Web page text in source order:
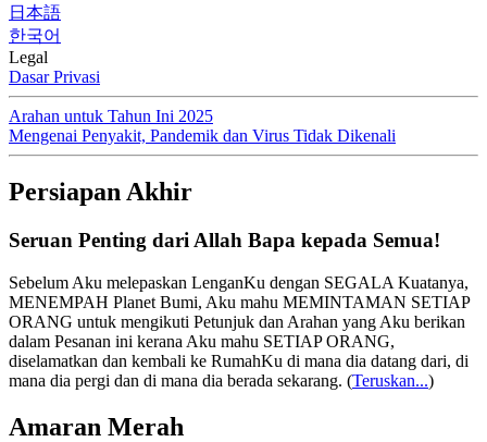
日本語
한국어
Legal
Dasar Privasi
Arahan untuk Tahun Ini 2025
Mengenai Penyakit, Pandemik dan Virus Tidak Dikenali
Persiapan Akhir
Seruan Penting dari Allah Bapa kepada Semua!
Sebelum Aku melepaskan LenganKu dengan SEGALA Kuatanya,
MENEMPAH Planet Bumi, Aku mahu MEMINTAMAN SETIAP
ORANG untuk mengikuti Petunjuk dan Arahan yang Aku berikan
dalam Pesanan ini kerana Aku mahu SETIAP ORANG,
diselamatkan dan kembali ke RumahKu di mana dia datang dari, di
mana dia pergi dan di mana dia berada sekarang. (Teruskan...)
Amaran Merah